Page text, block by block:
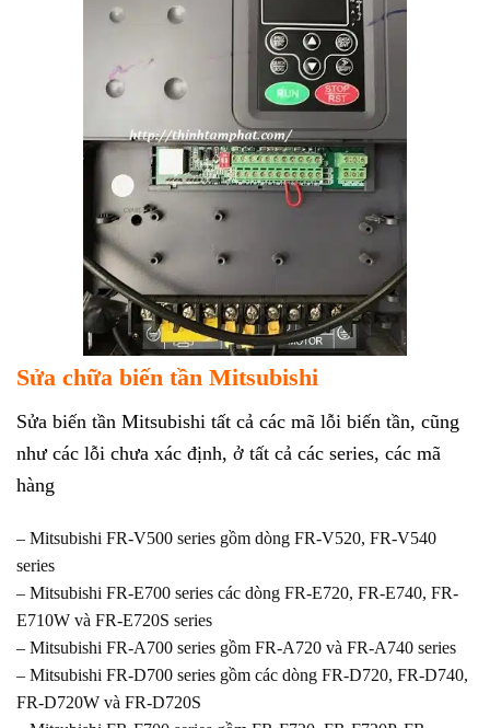
Sửa chữa biến tần Mitsubishi
Sửa biến tần Mitsubishi tất cả các mã lỗi biến tần, cũng
như các lỗi chưa xác định, ở tất cả các series, các mã
hàng
– Mitsubishi FR-V500 series gồm dòng FR-V520, FR-V540
series
– Mitsubishi FR-E700 series các dòng FR-E720, FR-E740, FR-
E710W và FR-E720S series
– Mitsubishi FR-A700 series gồm FR-A720 và FR-A740 series
– Mitsubishi FR-D700 series gồm các dòng FR-D720, FR-D740,
FR-D720W và FR-D720S